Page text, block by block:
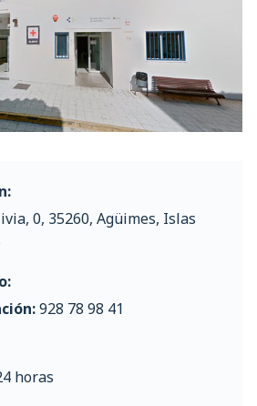
0, 35260, Agüimes, Islas
928 78 98 41
horas